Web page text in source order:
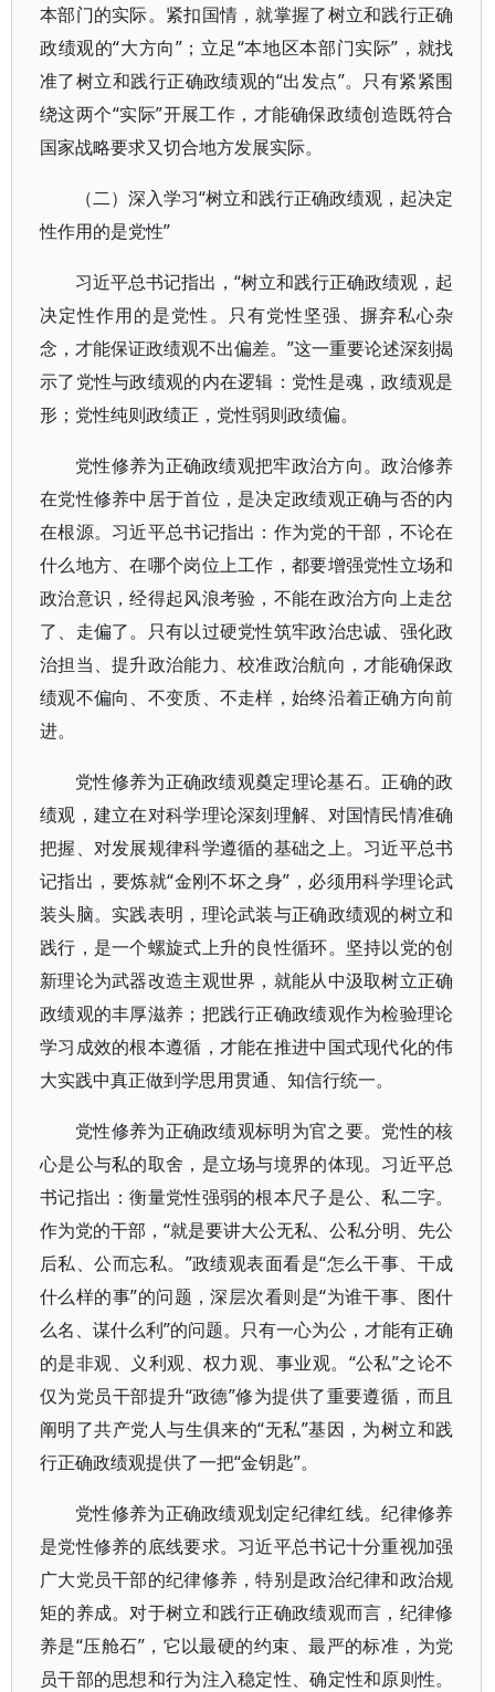
本部门的实际。紧扣国情，就掌握了树立和践行正确
政绩观的“大方向”；立足“本地区本部门实际”，就找
准了树立和践行正确政绩观的“出发点”。只有紧紧围
绕这两个“实际”开展工作，才能确保政绩创造既符合
国家战略要求又切合地方发展实际。
（二）深入学习“树立和践行正确政绩观，起决定
性作用的是党性”
习近平总书记指出，“树立和践行正确政绩观，起
决定性作用的是党性。只有党性坚强、摒弃私心杂
念，才能保证政绩观不出偏差。”这一重要论述深刻揭
示了党性与政绩观的内在逻辑：党性是魂，政绩观是
形；党性纯则政绩正，党性弱则政绩偏。
党性修养为正确政绩观把牢政治方向。政治修养
在党性修养中居于首位，是决定政绩观正确与否的内
在根源。习近平总书记指出：作为党的干部，不论在
什么地方、在哪个岗位上工作，都要增强党性立场和
政治意识，经得起风浪考验，不能在政治方向上走岔
了、走偏了。只有以过硬党性筑牢政治忠诚、强化政
治担当、提升政治能力、校准政治航向，才能确保政
绩观不偏向、不变质、不走样，始终沿着正确方向前
进。
党性修养为正确政绩观奠定理论基石。正确的政
绩观，建立在对科学理论深刻理解、对国情民情准确
把握、对发展规律科学遵循的基础之上。习近平总书
记指出，要炼就“金刚不坏之身”，必须用科学理论武
装头脑。实践表明，理论武装与正确政绩观的树立和
践行，是一个螺旋式上升的良性循环。坚持以党的创
新理论为武器改造主观世界，就能从中汲取树立正确
政绩观的丰厚滋养；把践行正确政绩观作为检验理论
学习成效的根本遵循，才能在推进中国式现代化的伟
大实践中真正做到学思用贯通、知信行统一。
党性修养为正确政绩观标明为官之要。党性的核
心是公与私的取舍，是立场与境界的体现。习近平总
书记指出：衡量党性强弱的根本尺子是公、私二字。
作为党的干部，“就是要讲大公无私、公私分明、先公
后私、公而忘私。”政绩观表面看是“怎么干事、干成
什么样的事”的问题，深层次看则是“为谁干事、图什
么名、谋什么利”的问题。只有一心为公，才能有正确
的是非观、义利观、权力观、事业观。“公私”之论不
仅为党员干部提升“政德”修为提供了重要遵循，而且
阐明了共产党人与生俱来的“无私”基因，为树立和践
行正确政绩观提供了一把“金钥匙”。
党性修养为正确政绩观划定纪律红线。纪律修养
是党性修养的底线要求。习近平总书记十分重视加强
广大党员干部的纪律修养，特别是政治纪律和政治规
矩的养成。对于树立和践行正确政绩观而言，纪律修
养是“压舱石”，它以最硬的约束、最严的标准，为党
员干部的思想和行为注入稳定性、确定性和原则性。